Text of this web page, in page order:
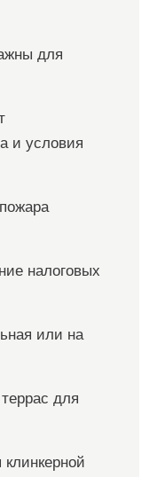
для
и условия
налоговых
или на
для